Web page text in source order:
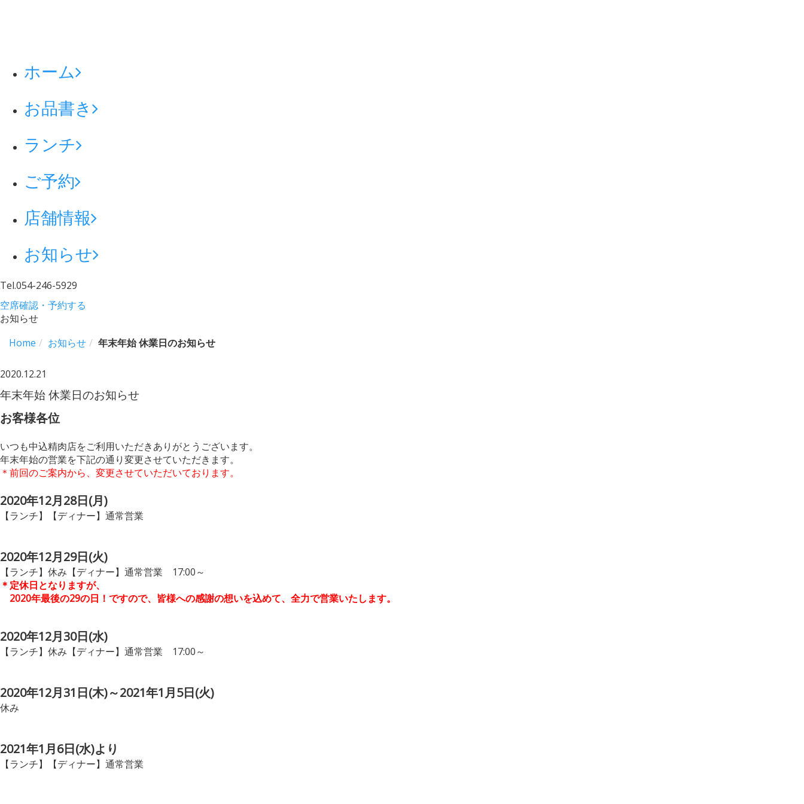
ホーム
お品書き
ランチ
ご予約
店舗情報
お知らせ
Tel.054-246-5929
空席確認・予約する
お知らせ
Home
お知らせ 年末年始 休業日のお知らせ
2020.12.21
年末年始 休業日のお知らせ
お客様各位
いつも中込精肉店をご利用いただきありがとうございます。
年末年始の営業を下記の通り変更させていただきます。
＊前回のご案内から、変更させていただいております。
2020年12月28日(月)
【ランチ】【ディナー】通常営業
2020年12月29日(火)
【ランチ】休み【ディナー】通常営業 17:00～
＊定休日となりますが、
2020年最後の29の日！ですので、皆様への感謝の想いを込めて、全力で営業いたします。
2020年12月30日(水)
【ランチ】休み【ディナー】通常営業 17:00～
2020年12月31日(木)～2021年1月5日(火)
休み
2021年1月6日(水)より
【ランチ】【ディナー】通常営業